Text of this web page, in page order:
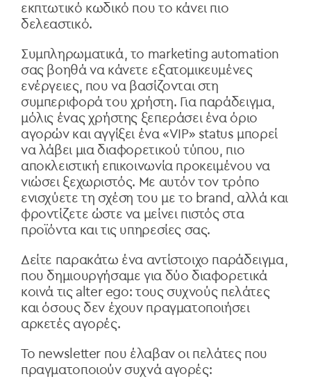
εκπτωτικό κωδικό που το κάνει πιο
δελεαστικό.
Συμπληρωματικά, το marketing automation
σας βοηθά να κάνετε εξατομικευμένες
ενέργειες, που να βασίζονται στη
συμπεριφορά του χρήστη. Για παράδειγμα,
μόλις ένας χρήστης ξεπεράσει ένα όριο
αγορών και αγγίξει ένα «VIP» status μπορεί
να λάβει μια διαφορετικού τύπου, πιο
αποκλειστική επικοινωνία προκειμένου να
νιώσει ξεχωριστός. Με αυτόν τον τρόπο
ενισχύετε τη σχέση του με το brand, αλλά και
φροντίζετε ώστε να μείνει πιστός στα
προϊόντα και τις υπηρεσίες σας.
Δείτε παρακάτω ένα αντίστοιχο παράδειγμα,
που δημιουργήσαμε για δύο διαφορετικά
κοινά τις alter ego: τους συχνούς πελάτες
και όσους δεν έχουν πραγματοποιήσει
αρκετές αγορές.
Το newsletter που έλαβαν οι πελάτες που
πραγματοποιούν συχνά αγορές: